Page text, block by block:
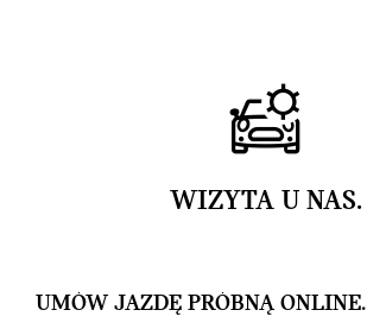
WIZYTA U NAS.
UMÓW JAZDĘ PRÓBNĄ ONLINE.